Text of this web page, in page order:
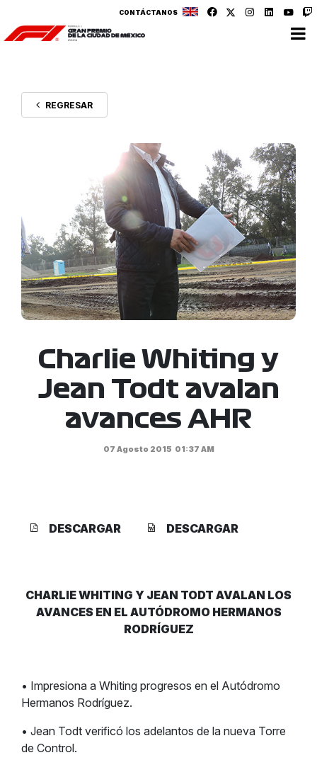
CONTÁCTANOS
REGRESAR
Charlie Whiting y
Jean Todt avalan
avances AHR
07 Agosto 2015 01:37 AM
DESCARGAR DESCARGAR
CHARLIE WHITING Y JEAN TODT AVALAN LOS
AVANCES EN EL AUTÓDROMO HERMANOS
RODRÍGUEZ
• Impresiona a Whiting progresos en el Autódromo
Hermanos Rodríguez.
• Jean Todt verificó los adelantos de la nueva Torre
de Control.